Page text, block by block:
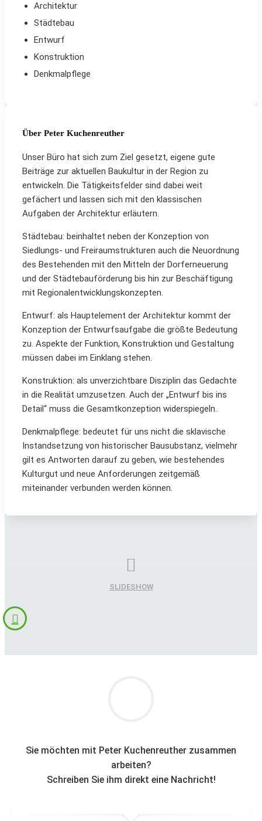
Architektur
Städtebau
Entwurf
Konstruktion
Denkmalpflege
Über Peter Kuchenreuther
Unser Büro hat sich zum Ziel gesetzt, eigene gute
Beiträge zur aktuellen Baukultur in der Region zu
entwickeln. Die Tätigkeitsfelder sind dabei weit
gefächert und lassen sich mit den klassischen
Aufgaben der Architektur erläutern.
Städtebau: beinhaltet neben der Konzeption von
Siedlungs- und Freiraumstrukturen auch die Neuordnung
des Bestehenden mit den Mitteln der Dorferneuerung
und der Städtebauförderung bis hin zur Beschäftigung
mit Regionalentwicklungskonzepten.
Entwurf: als Hauptelement der Architektur kommt der
Konzeption der Entwurfsaufgabe die größte Bedeutung
zu. Aspekte der Funktion, Konstruktion und Gestaltung
müssen dabei im Einklang stehen.
Konstruktion: als unverzichtbare Disziplin das Gedachte
in die Realität umzusetzen. Auch der „Entwurf bis ins
Detail“ muss die Gesamtkonzeption widerspiegeln.
Denkmalpflege: bedeutet für uns nicht die sklavische
Instandsetzung von historischer Bausubstanz, vielmehr
gilt es Antworten darauf zu geben, wie bestehendes
Kulturgut und neue Anforderungen zeitgemäß
miteinander verbunden werden können.
SLIDESHOW
Sie möchten mit Peter Kuchenreuther zusammen
arbeiten?
Schreiben Sie ihm direkt eine Nachricht!